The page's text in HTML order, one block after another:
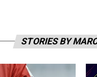
STORIES BY